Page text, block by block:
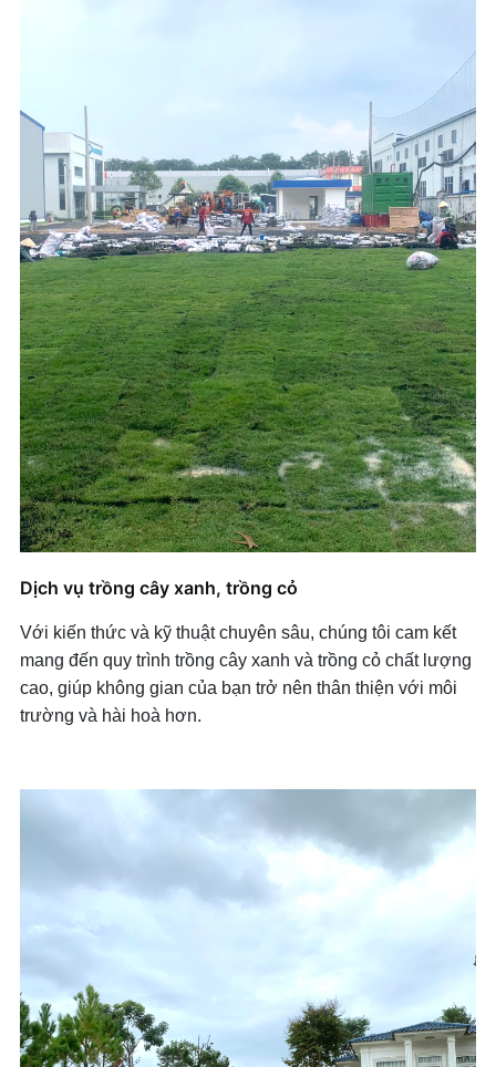
Dịch vụ trồng cây xanh, trồng cỏ
Với kiến thức và kỹ thuật chuyên sâu, chúng tôi cam kết
mang đến quy trình trồng cây xanh và trồng cỏ chất lượng
cao, giúp không gian của bạn trở nên thân thiện với môi
trường và hài hoà hơn.